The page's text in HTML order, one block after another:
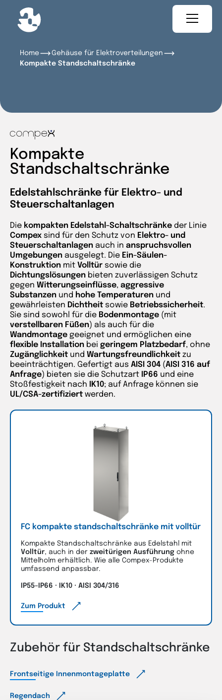
Home
Gehäuse für Elektroverteilungen
Kompakte Standschaltschränke
Kompakte
Standschaltschränke
Edelstahlschränke für Elektro- und
Steuerschaltanlagen
Die kompakten Edelstahl-Schaltschränke der Linie
Compex sind für den Schutz von Elektro- und
Steuerschaltanlagen auch in anspruchsvollen
Umgebungen ausgelegt. Die Ein-Säulen-
Konstruktion mit Volltür sowie die
Dichtungslösungen bieten zuverlässigen Schutz
gegen Witterungseinflüsse, aggressive
Substanzen und hohe Temperaturen und
gewährleisten Dichtheit sowie Betriebssicherheit.
Sie sind sowohl für die Bodenmontage (mit
verstellbaren Füßen) als auch für die
Wandmontage geeignet und ermöglichen eine
flexible Installation bei geringem Platzbedarf, ohne
Zugänglichkeit und Wartungsfreundlichkeit zu
beeinträchtigen. Gefertigt aus AISI 304 (AISI 316 auf
Anfrage) bieten sie die Schutzart IP66 und eine
Stoßfestigkeit nach
IK10; auf Anfrage können sie
UL/CSA-zertifiziert werden.
FC kompakte standschaltschränke mit volltür
Kompakte Standschaltschränke aus Edelstahl mit
Volltür, auch in der zweitürigen Ausführung ohne
Mittelholm erhältlich. Wie alle Compex-Produkte
umfassend anpassbar.
IP55–IP66 · IK10 · AISI 304/316
Zum Produkt
Zubehör für Standschaltschränke
Frontseitige Innenmontageplatte
Regendach